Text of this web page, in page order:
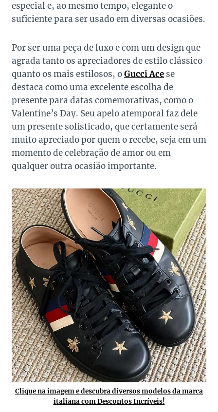
especial e, ao mesmo tempo, elegante o
suficiente para ser usado em diversas ocasiões.
Por ser uma peça de luxo e com um design que
agrada tanto os apreciadores de estilo clássico
quanto os mais estilosos, oGucci Ace se
destaca como uma excelente escolha de
presente para datas comemorativas, como o
Valentine’s Day. Seu apelo atemporal faz dele
um presente sofisticado, que certamente será
muito apreciado por quem o recebe, seja em um
momento de celebração de amor ou em
qualquer outra ocasião importante.
Clique na imagem e descubra diversos modelos damarca
italiana com Descontos Incríveis!